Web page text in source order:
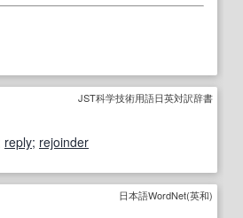
JST科学技術用語日英対訳辞書
reply; rejoinder
日本語WordNet(英和)